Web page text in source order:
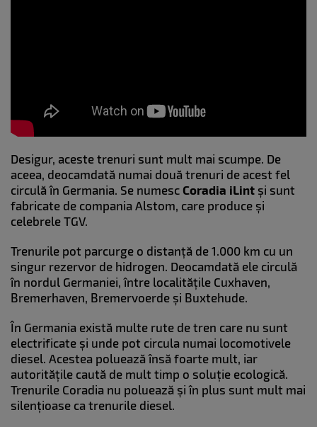
Desigur, aceste trenuri sunt mult mai scumpe. De
aceea, deocamdată numai două trenuri de acest fel
circulă în Germania. Se numesc Coradia iLint și sunt
fabricate de compania Alstom, care produce și
celebrele TGV.
Trenurile pot parcurge o distanță de 1.000 km cu un
singur rezervor de hidrogen. Deocamdată ele circulă
în nordul Germaniei, între localitățile Cuxhaven,
Bremerhaven, Bremervoerde și Buxtehude.
În Germania există multe rute de tren care nu sunt
electrificate și unde pot circula numai locomotivele
diesel. Acestea poluează însă foarte mult, iar
autoritățile caută de mult timp o soluție ecologică.
Trenurile Coradia nu poluează și în plus sunt mult mai
silențioase ca trenurile diesel.